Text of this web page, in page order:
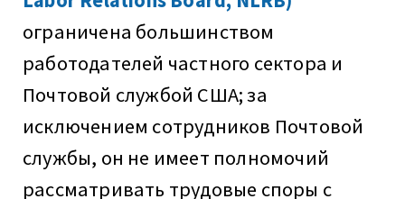
ограничена большинством
работодателей частного сектора и
Почтовой службой США; за
исключением сотрудников Почтовой
службы, он не имеет полномочий
рассматривать трудовые споры с